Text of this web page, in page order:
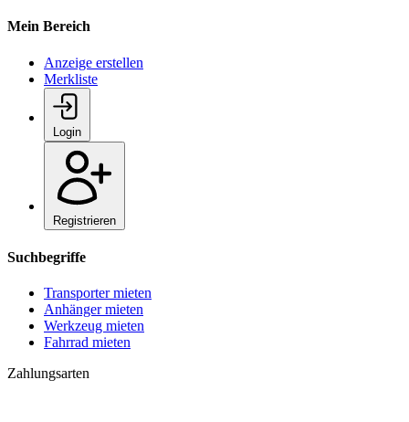
Mein Bereich
Anzeige erstellen
Merkliste
Login
Registrieren
Suchbegriffe
Transporter mieten
Anhänger mieten
Werkzeug mieten
Fahrrad mieten
Zahlungsarten